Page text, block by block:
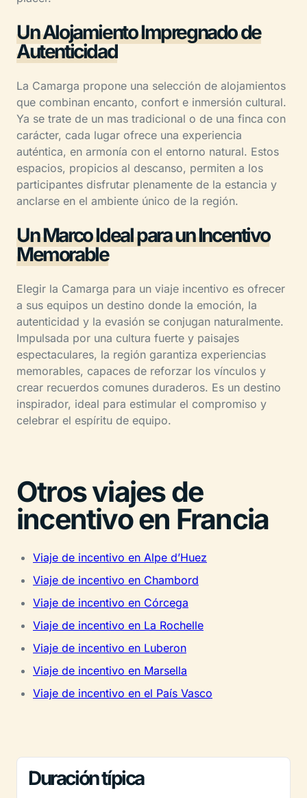
Un Alojamiento Impregnado de
Autenticidad
La Camarga propone una selección de alojamientos
que combinan encanto, confort e inmersión cultural.
Ya se trate de un mas tradicional o de una finca con
carácter, cada lugar ofrece una experiencia
auténtica, en armonía con el entorno natural. Estos
espacios, propicios al descanso, permiten a los
participantes disfrutar plenamente de la estancia y
anclarse en el ambiente único de la región.
Un Marco Ideal para un Incentivo
Memorable
Elegir la Camarga para un viaje incentivo es ofrecer
a sus equipos un destino donde la emoción, la
autenticidad y la evasión se conjugan naturalmente.
Impulsada por una cultura fuerte y paisajes
espectaculares, la región garantiza experiencias
memorables, capaces de reforzar los vínculos y
crear recuerdos comunes duraderos. Es un destino
inspirador, ideal para estimular el compromiso y
celebrar el espíritu de equipo.
Otros viajes de
incentivo en Francia
Viaje de incentivo en Alpe d’Huez
Viaje de incentivo en Chambord
Viaje de incentivo en Córcega
Viaje de incentivo en La Rochelle
Viaje de incentivo en Luberon
Viaje de incentivo en Marsella
Viaje de incentivo en el País Vasco
Duración típica